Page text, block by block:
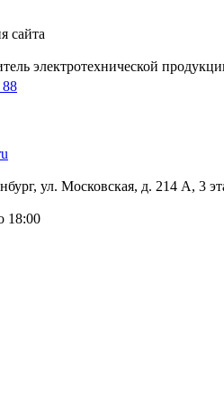
сайта
электротехнической
88
ул. Московская, д. 214 А, 3
18:00